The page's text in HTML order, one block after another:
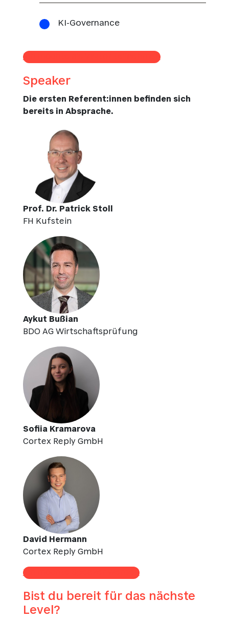
KI-Governance
Ich möchte als Visitor teilnehmen
Speaker
Die ersten Referent:innen befinden sich
bereits in Absprache.
Prof. Dr. Patrick Stoll
FH Kufstein
Aykut Bußian
BDO AG Wirtschaftsprüfung
Sofiia Kramarova
Cortex Reply GmbH
David Hermann
Cortex Reply GmbH
Ich möchte Speaker werden
Bist du bereit für das nächste
Level?